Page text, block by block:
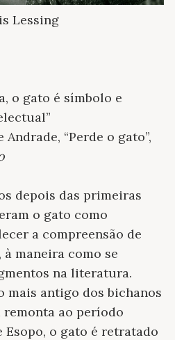
Lessing
o gato é símbolo e
“Perde o gato”,
depois das primeiras
o gato como
a compreensão de
maneira como se
na literatura.
mais antigo dos bichanos
ao período
Esopo, o gato é retratado